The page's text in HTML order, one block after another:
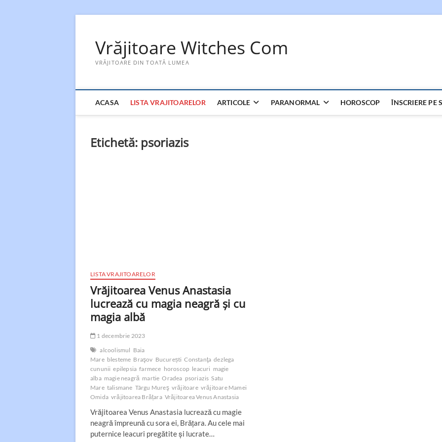
contentVrăjitoare Witches Com
VRĂJITOARE DIN TOATĂ LUMEA
ACASA LISTA VRAJITOARELOR ARTICOLE PARANORMAL HOROSCOP ÎNSCRIERE PE
Etichetă: psoriazis
LISTA VRAJITOARELOR
Vrăjitoarea Venus Anastasia
lucrează cu magia neagră și cu
magia albă
1 decembrie 2023
alcoolismul Baia
Mare blesteme Braşov București Constanţa dezlega
cununii epilepsia farmece horoscop leacuri magie
alba magie neagră martie Oradea psoriazis Satu
Mare talismane Târgu Mureş vrăjitoare vrăjitoare Mamei
Omida vrăjitoarea Brățara Vrăjitoarea Venus Anastasia
Vrăjitoarea Venus Anastasia lucrează cu magie
neagră împreună cu sora ei, Brăţara. Au cele mai
puternice leacuri pregătite şi lucrate…